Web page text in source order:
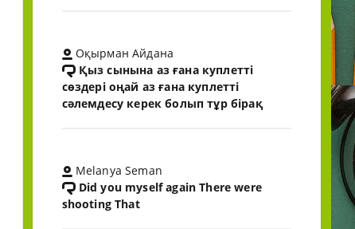
Оқырман Айдана
Қыз сынына аз ғана куплетті
сөздері оңай аз ғана куплетті
сәлемдесу керек болып тұр бірақ
Melanya Seman
Did you myself again There were
shooting That